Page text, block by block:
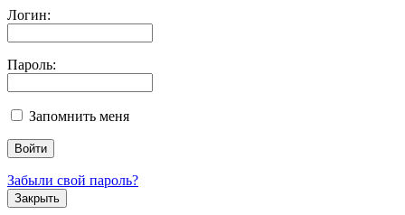
Логин:
Пароль:
Запомнить меня
Забыли свой пароль?
Закрыть